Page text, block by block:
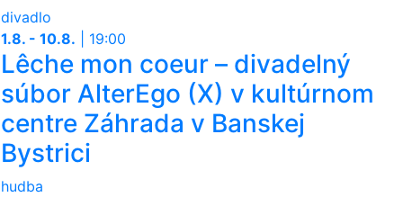
divadlo
1.8. - 10.8.
19:00
Lêche mon coeur – divadelný
súbor AlterEgo (X) v kultúrnom
centre Záhrada v Banskej
Bystrici
hudba